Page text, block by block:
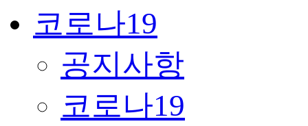
코로나19
공지사항
코로나19